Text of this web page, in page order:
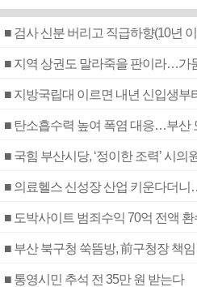
■ 지역 상권도 말라죽을 판이라…가
■ 지방국립대 이르면 내년 신입생부
■ 탄소흡수력 높여 폭염 대응…부산
■ 의료헬스 신성장 산업 키운다더
■ 도박사이트 범죄수익 70억 전액 환
■ 부산 북구청 쑥뜸방, 前구청장 책
■ 통영시민 추석 전 35만 원 받는다